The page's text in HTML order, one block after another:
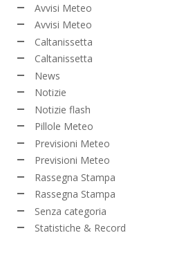
Avvisi Meteo
Avvisi Meteo
Caltanissetta
Caltanissetta
News
Notizie
Notizie flash
Pillole Meteo
Previsioni Meteo
Previsioni Meteo
Rassegna Stampa
Rassegna Stampa
Senza categoria
Statistiche & Record